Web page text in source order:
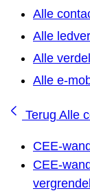
Alle
Alle
Alle
Alle e-
Terug Alle
CEE-
CEE-